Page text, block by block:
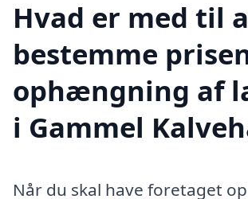
Hvad er med til
bestemme
ophængning af
i Gammel
Når du skal have foretaget